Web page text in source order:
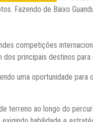
Fazendo de Baixo
competições
principais destinos para
uma oportunidade
terreno ao longo do